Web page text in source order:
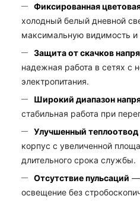
Фиксированная
холодный белый дневной
максимальную видимость и
Защита от скачков
надежная работа в сетях с
электропитания.
Широкий диапазон
стабильная работа при
Улучшенный теплоотвод
корпус с увеличенной
длительного срока службы.
Отсутствие пульсаций —
освещение без